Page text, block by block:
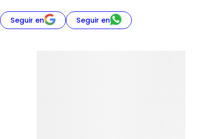
Seguir en Seguir en